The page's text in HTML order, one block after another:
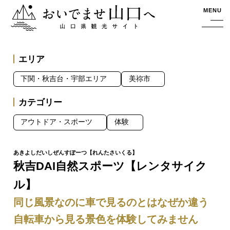
おいでませ山口へー山口県観光サイト MENU
秋吉DAI自然スポーツ【レンタサイク
ル】
同じ風景なのに車で見るのとはなぜか違う
自転車から見る景色を体験してみません
エリア
下関・秋吉台・宇部エリア 美祢市
カテゴリー
アウトドア・スポーツ 体験